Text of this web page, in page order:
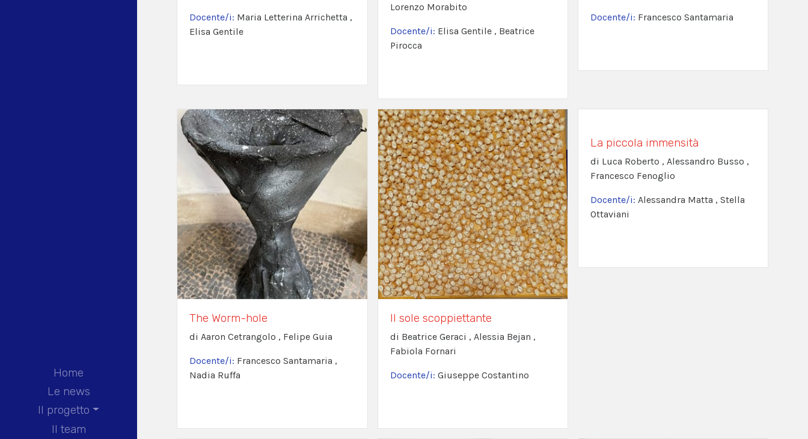
Home
Le news
Il progetto
Il team
Docente/i: Maria Letterina Arrichetta ,
Elisa Gentile
Lorenzo Morabito
Docente/i: Elisa Gentile , Beatrice
Pirocca
Docente/i: Francesco Santamaria
The Worm-hole
di Aaron Cetrangolo , Felipe Guia
Docente/i: Francesco Santamaria ,
Nadia Ruffa
Il sole scoppiettante
di Beatrice Geraci , Alessia Bejan ,
Fabiola Fornari
Docente/i: Giuseppe Costantino
La piccola immensità
di Luca Roberto , Alessandro Busso ,
Francesco Fenoglio
Docente/i: Alessandra Matta , Stella
Ottaviani